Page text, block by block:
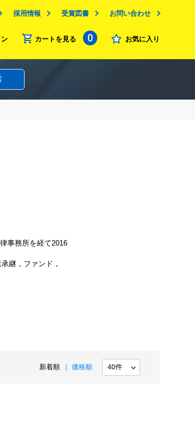
採用情報 受賞図書 お問い合わせ
カートを見る 0 お気に入り
事務所を経て2016
継，ファンド，
新着順 価格順